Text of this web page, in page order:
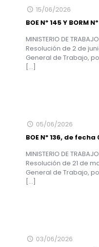
15/06/2026
BOE Nº 145 Y BORM
MINISTERIO DE
Resolución de 2 de
General de Trabajo,
[…]
05/06/2026
BOE Nº 136, de
MINISTERIO DE
Resolución de 21 de
General de Trabajo,
[…]
03/06/2026